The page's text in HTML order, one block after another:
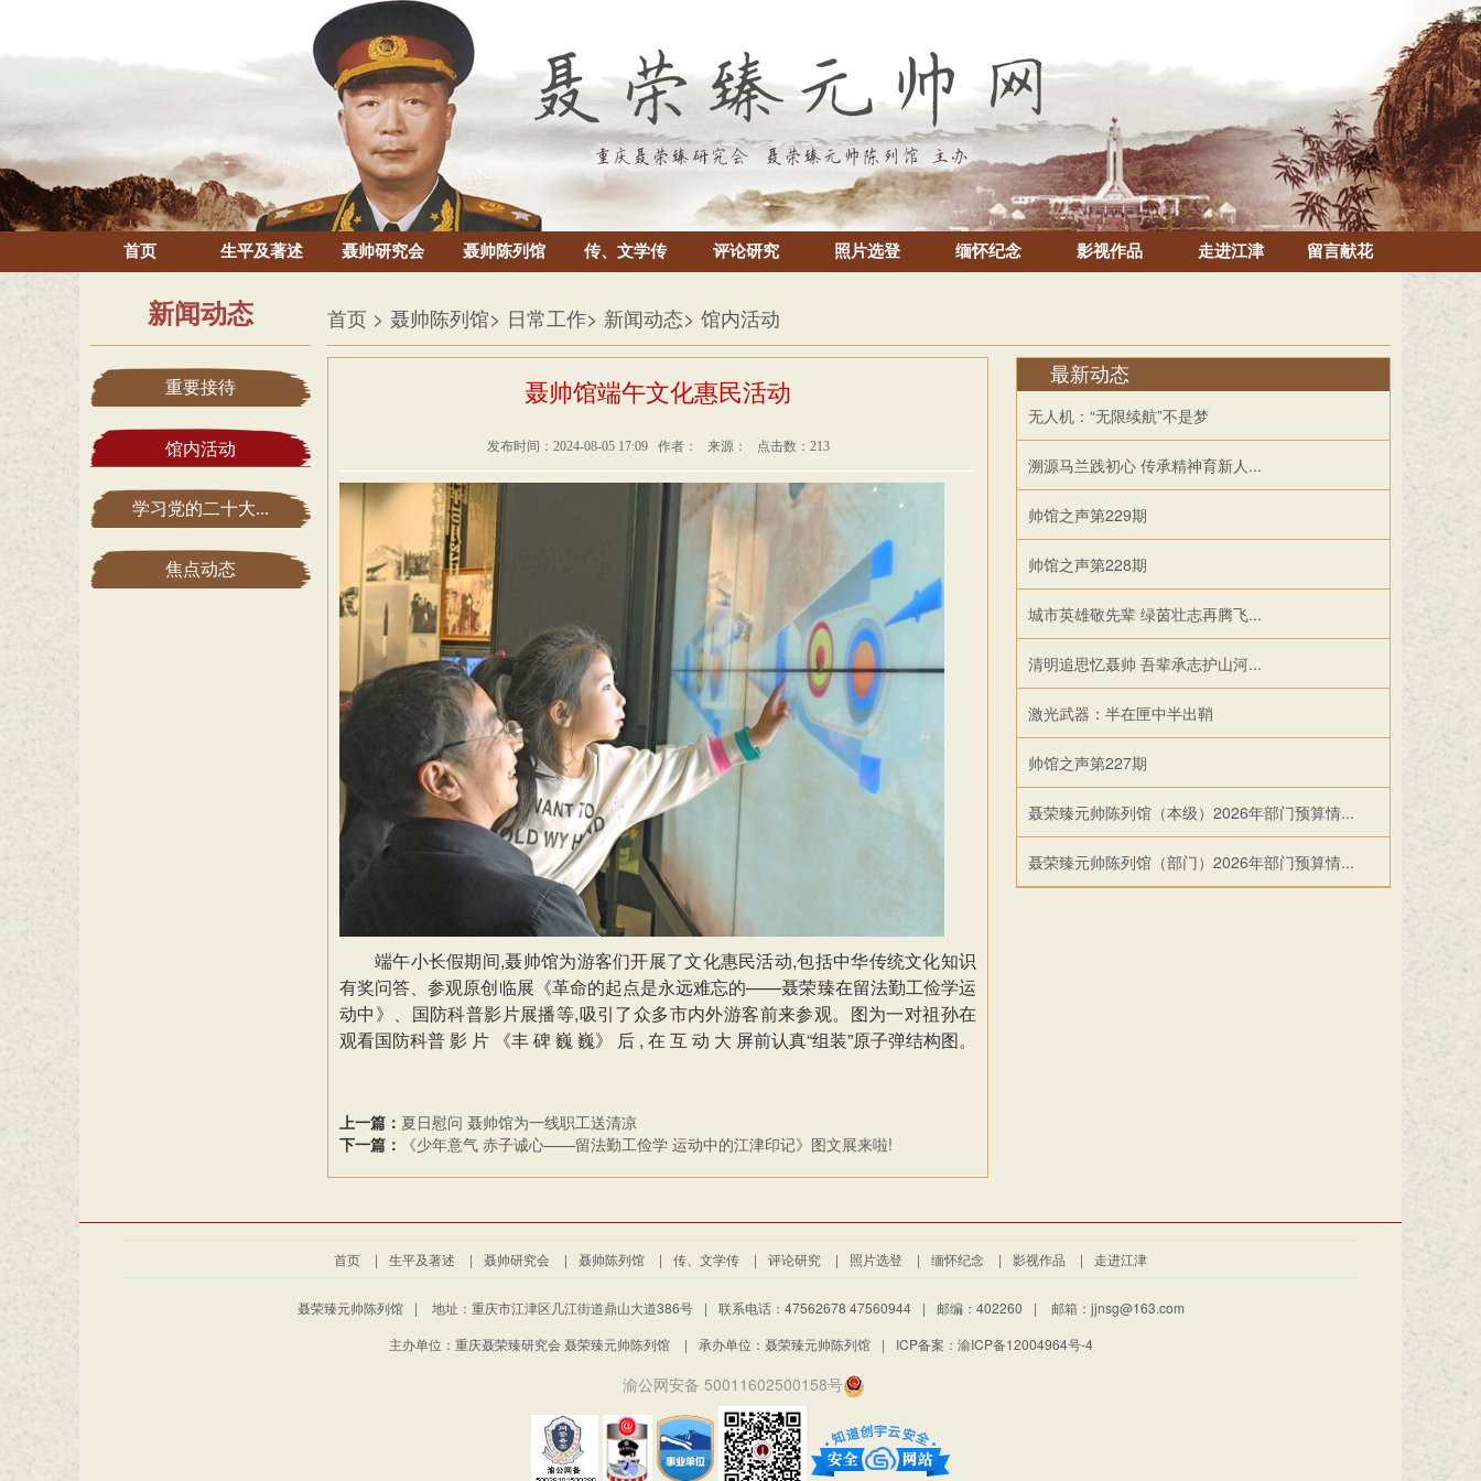
首页 生平及著述 聂帅研究会 聂帅陈列馆 传、文学传 评论研究 照片选登 缅怀纪念 影视作品 走进江津 留言献花
新闻动态
重要接待
馆内活动
学习党的二十大...
焦点动态
首页 > 聂帅陈列馆> 日常工作> 新闻动态> 馆内活动
聂帅馆端午文化惠民活动
发布时间：2024-08-05 17:09 作者： 来源： 点击数：213
端午小长假期间,聂帅馆为游客们开展了文化惠民活动,包括中华传统文化知识
有奖问答、参观原创临展《革命的起点是永远难忘的——聂荣臻在留法勤工俭学运
动中》、国防科普影片展播等,吸引了众多市内外游客前来参观。图为一对祖孙在
观看国防科普 影 片 《丰 碑 巍 巍》 后 , 在 互 动 大 屏前认真“组装”原子弹结构图。
上一篇： 夏日慰问 聂帅馆为一线职工送清凉
下一篇：
《少年意气 赤子诚心——留法勤工俭学 运动中的江津印记》图文展来啦!
最新动态
无人机：“无限续航”不是梦
溯源马兰践初心 传承精神育新人...
帅馆之声第229期
帅馆之声第228期
城市英雄敬先辈 绿茵壮志再腾飞...
清明追思忆聂帅 吾辈承志护山河...
激光武器：半在匣中半出鞘
帅馆之声第227期
聂荣臻元帅陈列馆（本级）2026年部门预算情...
聂荣臻元帅陈列馆（部门）2026年部门预算情...
首页 | 生平及著述 | 聂帅研究会 | 聂帅陈列馆 | 传、文学传 | 评论研究 | 照片选登 | 缅怀纪念 | 影视作品 | 走进江津
聂荣臻元帅陈列馆 | 地址：重庆市江津区几江街道鼎山大道386号 | 联系电话：47562678 47560944 | 邮编：402260 |
邮箱：jjnsg@163.com
主办单位：重庆聂荣臻研究会 聂荣臻元帅陈列馆
| 承办单位：聂荣臻元帅陈列馆 | ICP备案：渝ICP备12004964号-4
渝公网安备 50011602500158号